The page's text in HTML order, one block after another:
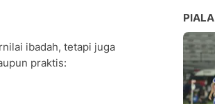
ibadah, tetapi juga
praktis: